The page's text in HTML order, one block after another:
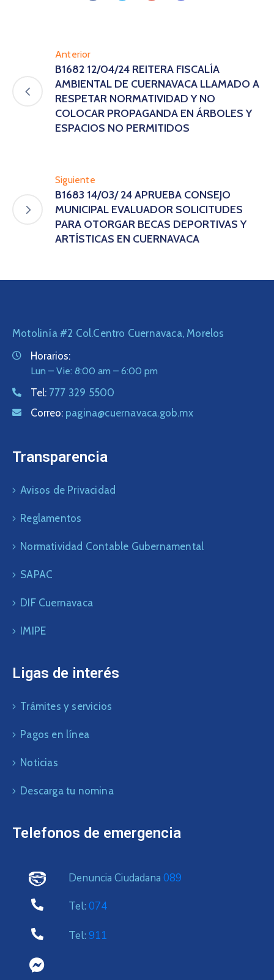
Anterior
B1682 12/04/24 REITERA FISCALÍA
AMBIENTAL DE CUERNAVACA LLAMADO A
RESPETAR NORMATIVIDAD Y NO
COLOCAR PROPAGANDA EN ÁRBOLES Y
ESPACIOS NO PERMITIDOS
Siguiente
B1683 14/03/ 24 APRUEBA CONSEJO
MUNICIPAL EVALUADOR SOLICITUDES
PARA OTORGAR BECAS DEPORTIVAS Y
ARTÍSTICAS EN CUERNAVACA
Motolinía #2 Col.Centro Cuernavaca, Morelos
Horarios:
Lun – Vie: 8:00 am – 6:00 pm
Tel: 777 329 5500
Correo: pagina@cuernavaca.gob.mx
Transparencia
Avisos de Privacidad
Reglamentos
Normatividad Contable Gubernamental
SAPAC
DIF Cuernavaca
IMIPE
Ligas de interés
Trámites y servicios
Pagos en línea
Noticias
Descarga tu nomina
Telefonos de emergencia
Denuncia Ciudadana 089
Tel: 074
Tel: 911